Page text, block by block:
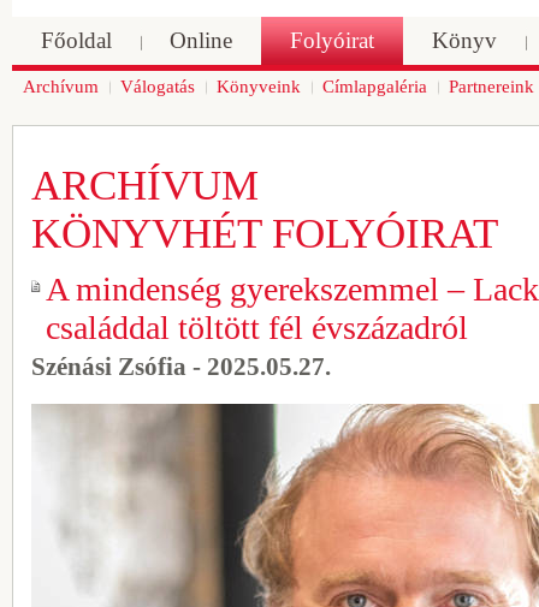
Főoldal Online Folyóirat Könyv
Archívum Válogatás Könyveink Címlapgaléria Partnereink
ARCHÍVUM
KÖNYVHÉT FOLYÓIRAT
A mindenség gyerekszemmel –
családdal töltött fél évszázadról
Szénási Zsófia - 2025.05.27.